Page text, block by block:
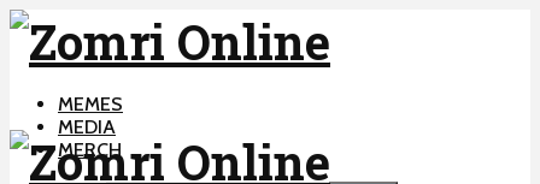
MEMES
MEDIA
MERCH